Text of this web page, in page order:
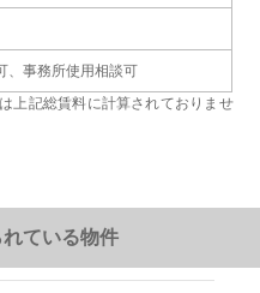
、事務所使用相談可
上記総賃料に計算されておりませ
ている物件